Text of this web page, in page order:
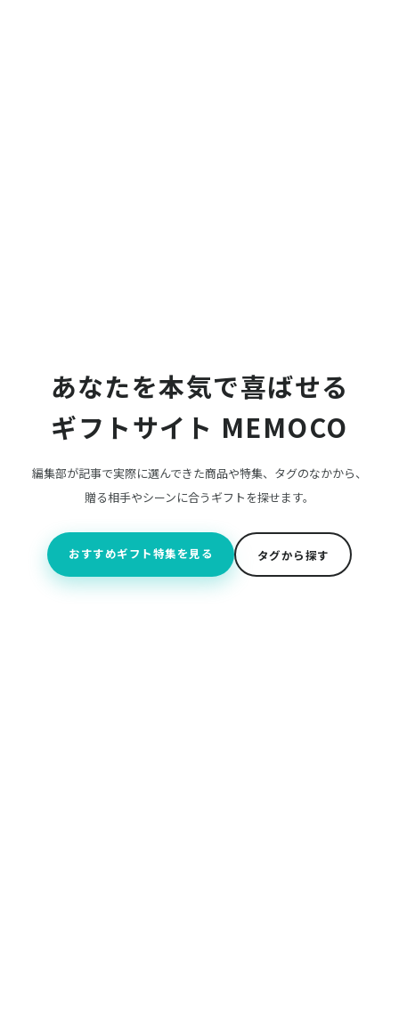
あなたを本気で喜ばせる
ギフトサイト MEMOCO
編集部が記事で実際に選んできた商品や特集、タグのなかから、
贈る相手やシーンに合うギフトを探せます。
おすすめギフト特集を見る タグから探す